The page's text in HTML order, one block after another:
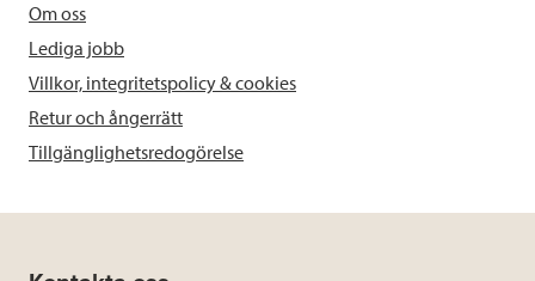
Om oss
Lediga jobb
Villkor, integritetspolicy & cookies
Retur och ångerrätt
Tillgänglighetsredogörelse